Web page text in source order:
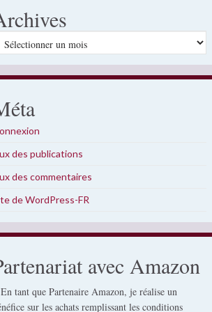
des publications
des commentaires
de WordPress-FR
avec Amazon
tant que Partenaire Amazon, je réalise un
sur les achats remplissant les conditions